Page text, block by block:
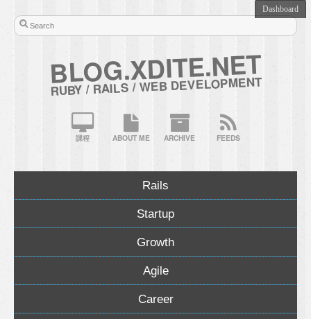
BLOG.XDITE.NET
RUBY / RAILS / WEB DEVELOPMENT
課程 ABOUT ME ARCHIVE FEEDS
Rails
Startup
Growth
Agile
Career